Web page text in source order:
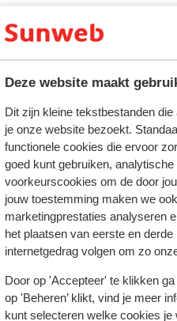
Deze website maakt
Dit zijn kleine tekstbestanden
je onze website bezoekt.
functionele cookies die ervoor
goed kunt gebruiken,
voorkeurscookies om de door
jouw toestemming maken we
marketingprestaties analyseren
het plaatsen van eerste en
internetgedrag volgen om zo
Door op 'Accepteer' te klikken
op 'Beheren’ klikt, vind je meer
kunt selecteren welke cookies
voor deze